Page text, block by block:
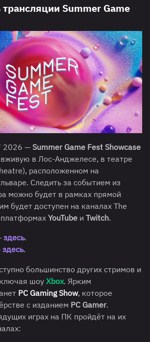
трансляции Summer Game
2026 — Summer Game Fest Showcase
в Лос-Анджелесе, в театре
расположенном на
Следить за событием из
можно будет в рамках прямой
будет доступен на каналах The
YouTube и Twitch.
здесь.
здесь.
большинство других стримов и
шоу Xbox. Ярким
PC Gaming Show, которое
с изданием PC Gamer.
играх на ПК пройдёт на их